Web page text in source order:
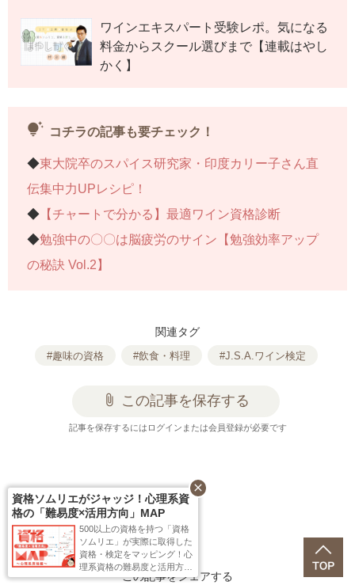
ワインエキスパート受験レポ。気になる
料金からスクール選びまで【連載はやし
かく】
tips_and_updates コチラの記事も要チェック！
◆東大院卒のスパイス研究家・印度カリー子さん直
伝集中力UPレシピ！
◆ 【チャートで分かる】最適ワイン資格診断
◆勉強中の〇〇は脳疲労のサイン【勉強効率アップ
の秘訣 Vol.2】
関連タグ
#趣味の資格 #飲食・料理 #J.S.A.ワイン検定
attach_file この記事を保存する
記事を保存するにはログインまたは会員登録が必要です
この記事をシェアする
資格ソムリエがジャッジ！心理系資
格の「難易度×活用方向」MAP
500以上の資格を持つ「資格
ソムリエ」が実際に取得した
資格・検定をマッピング！心
理系資格の難易度と活用方向
が一目で分かるMAPを作りま
close